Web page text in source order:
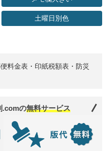
土曜日別色
料金表・印紙税額表・防災
.comの無料サービス